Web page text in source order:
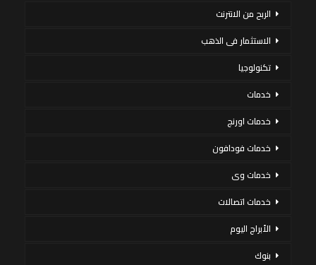
الربح من الانترنت
الاستثمار فى الذهب
تكنولوجيا
خدمات
خدمات اورنج
خدمات فودافون
خدمات وى
خدمات اتصالات
الأبراج اليوم
بنوك